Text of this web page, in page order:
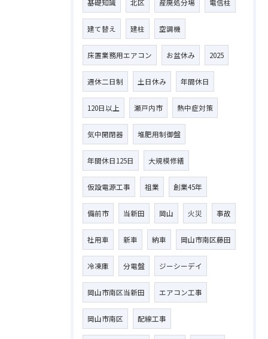
基礎知識 北区 産廃処分場 電信柱
建て替え 建柱 空調機
床置業務用エアコン お盆休み 2025
週休二日制 土日休み 年間休日
120日以上 瀬戸内市 熱中症対策
気中開閉器 堆肥用制御盤
年間休日125日 大規模修繕
仮設電源工事 祖業 創業45年
備前市 当新田 岡山 火災 事故
社用車 新車 納車 岡山市南区藤田
冷凍庫 分電盤 ジーシーデイ
岡山市南区当新田 エアコン工事
岡山市南区 配線工事